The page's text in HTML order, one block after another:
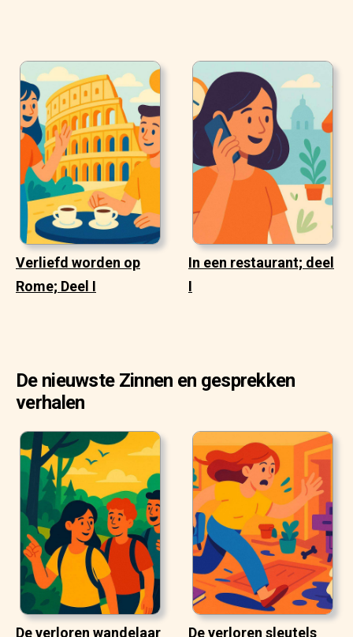
Verliefd worden op
Rome; Deel I
In een restaurant; deel
I
De nieuwste Zinnen en gesprekken
verhalen
De verloren wandelaar De verloren sleutels